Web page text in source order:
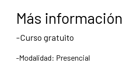
Más información
-Curso gratuito
-Modalidad: Presencial